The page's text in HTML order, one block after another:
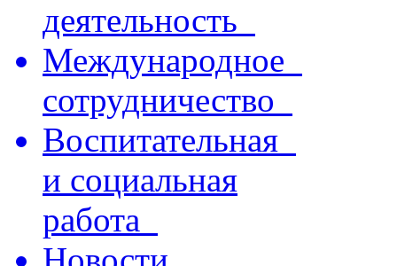
деятельность
Международное
сотрудничество
Воспитательная
и социальная
работа